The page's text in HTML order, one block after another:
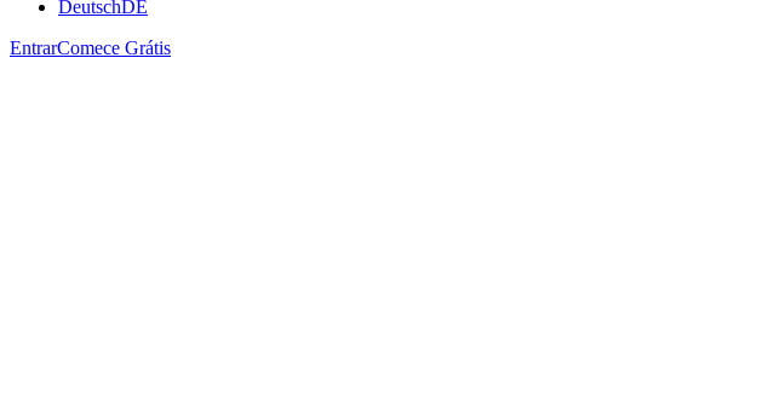
DeutschDE
EntrarComece Grátis